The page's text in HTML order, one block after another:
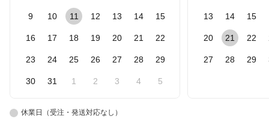
9 10 11 12 13 14 15
16 17 18 19 20 21 22
23 24 25 26 27 28 29
30 31 1 2 3 4 5
13 14 15
20 21 22
27 28 29
休業日（受注・発送対応なし）